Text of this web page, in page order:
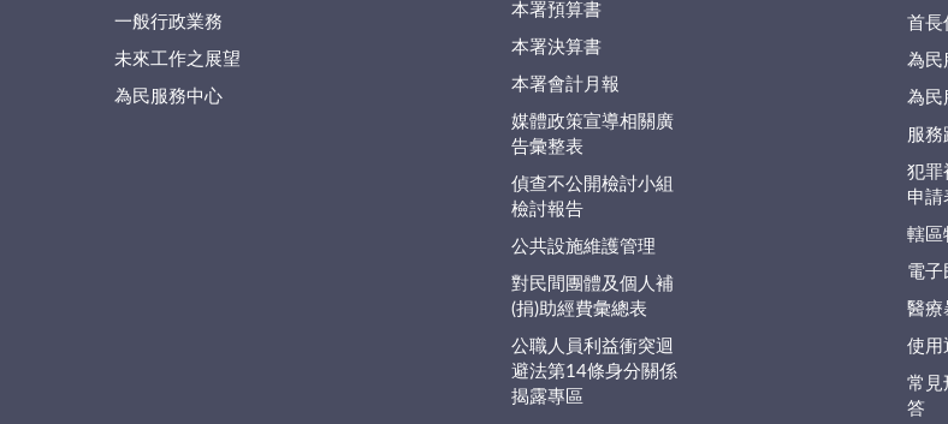
一般行政業務
未來工作之展望
為民服務中心
本署預算書
本署決算書
本署會計月報
媒體政策宣導相關廣
告彙整表
偵查不公開檢討小組
檢討報告
公共設施維護管理
對民間團體及個人補
(捐)助經費彙總表
公職人員利益衝突迴
避法第14條身分關係
揭露專區
首長
為民
為民
服務
犯罪
申請
轄區
電子
醫療
使用
常見
答